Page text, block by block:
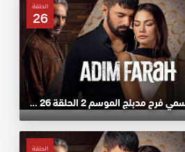
الحلقة
26
مسلسل اسمي فرح مدبلج الموسم 2 الحلقة 26 HD
الحلقة